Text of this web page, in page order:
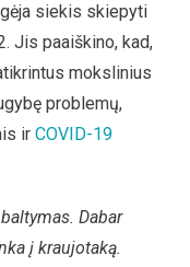
siekis skiepyti
Jis paaiškino, kad,
mokslinius
problemų,
ir COVID-19
Dabar
į kraujotaką.